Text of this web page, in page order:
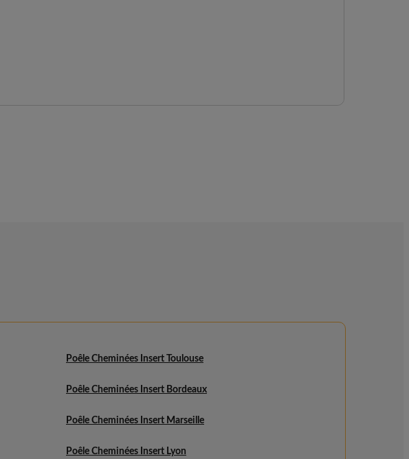
Poêle Cheminées Insert Toulouse
Poêle Cheminées Insert Bordeaux
Poêle Cheminées Insert Marseille
Poêle Cheminées Insert Lyon